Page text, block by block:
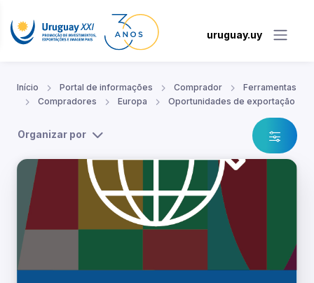
uruguay.uy
Início Portal de informações Comprador
Ferramentas
Compradores
Europa Oportunidades de exportação
Organizar por